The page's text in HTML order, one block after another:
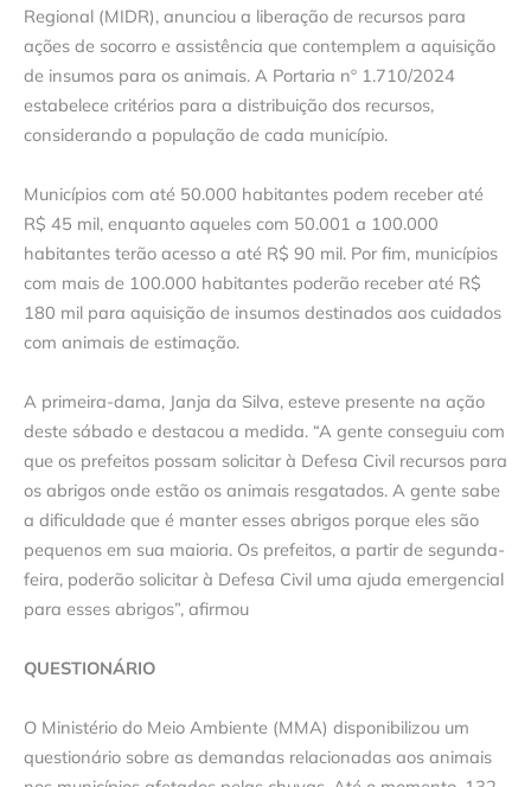
Regional (MIDR), anunciou a liberação de recursos para
ações de socorro e assistência que contemplem a aquisição
de insumos para os animais. A Portaria nº 1.710/2024
estabelece critérios para a distribuição dos recursos,
considerando a população de cada município.
Municípios com até 50.000 habitantes podem receber até
R$ 45 mil, enquanto aqueles com 50.001 a 100.000
habitantes terão acesso a até R$ 90 mil. Por fim, municípios
com mais de 100.000 habitantes poderão receber até R$
180 mil para aquisição de insumos destinados aos cuidados
com animais de estimação.
A primeira-dama, Janja da Silva, esteve presente na ação
deste sábado e destacou a medida. “A gente conseguiu com
que os prefeitos possam solicitar à Defesa Civil recursos para
os abrigos onde estão os animais resgatados. A gente sabe
a dificuldade que é manter esses abrigos porque eles são
pequenos em sua maioria. Os prefeitos, a partir de segunda-
feira, poderão solicitar à Defesa Civil uma ajuda emergencial
para esses abrigos”, afirmou
QUESTIONÁRIO
O Ministério do Meio Ambiente (MMA) disponibilizou um
questionário sobre as demandas relacionadas aos animais